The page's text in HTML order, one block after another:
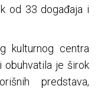
od 33 događaja i
kulturnog centra
obuhvatila je širok
predstava,